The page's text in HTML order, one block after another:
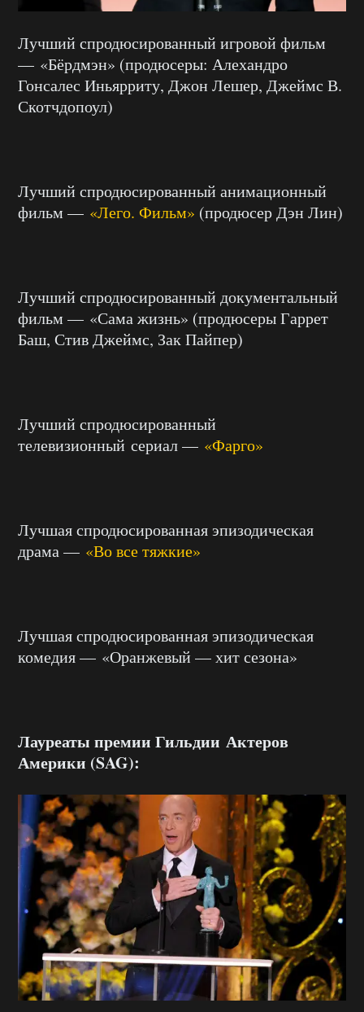
Лучший спродюсированный игровой фильм
— «Бёрдмэн» (продюсеры: Алехандро
Гонсалес Иньярриту, Джон Лешер, Джеймс В.
Скотчдопоул)
Лучший спродюсированный анимационный
фильм — «Лего. Фильм» (продюсер Дэн Лин)
Лучший спродюсированный документальный
фильм — «Сама жизнь» (продюсеры Гаррет
Баш, Стив Джеймс, Зак Пайпер)
Лучший спродюсированный
телевизионный сериал — «Фарго»
Лучшая спродюсированная эпизодическая
драма — «Во все тяжкие»
Лучшая спродюсированная эпизодическая
комедия — «Оранжевый — хит сезона»
Лауреаты премии Гильдии Актеров
Америки (SAG):